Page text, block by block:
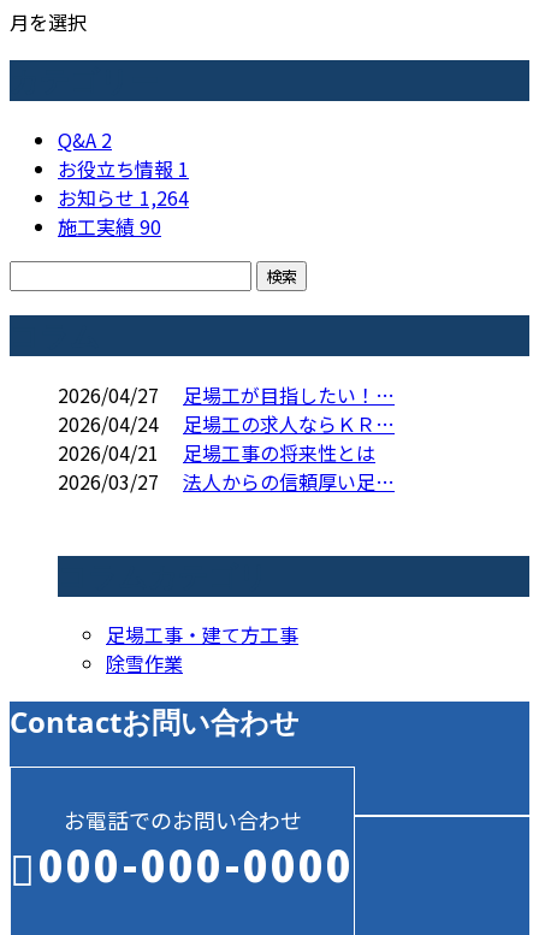
月を選択
Q&A 2
お役立ち情報 1
お知らせ 1,264
施工実績90
2026/04/27
足場工が目指したい！…
2026/04/24
足場工の求人ならＫＲ…
2026/04/21
足場工事の将来性とは
2026/03/27
法人からの信頼厚い足…
足場工事・建て方工事
除雪作業
Contactお問い合わせ
お電話でのお問い合わせ
000-000-0000